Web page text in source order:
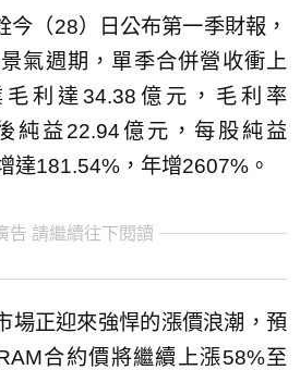
今（28）日公布第一季財報，
氣週期，單季合併營收衝上
利達34.38億元，毛利率
純益22.94億元，每股純益
達181.54%，年增2607%。
告 請繼續往下閱讀
場正迎來強悍的漲價浪潮，預
合約價將繼續上漲58%至